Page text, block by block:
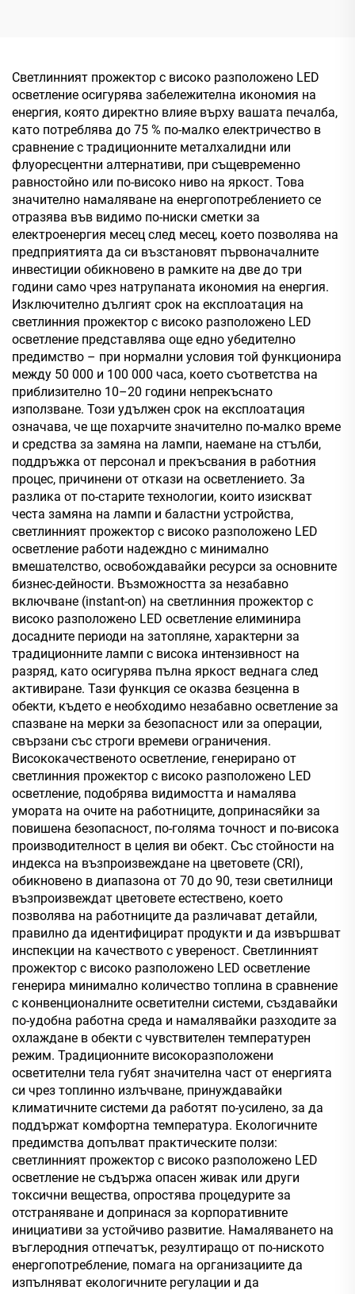
Светлинният прожектор с високо разположено LED
осветление осигурява забележителна икономия на
енергия, която директно влияе върху вашата печалба,
като потреблява до 75 % по-малко електричество в
сравнение с традиционните металхалидни или
флуоресцентни алтернативи, при същевременно
равностойно или по-високо ниво на яркост. Това
значително намаляване на енергопотреблението се
отразява във видимо по-ниски сметки за
електроенергия месец след месец, което позволява на
предприятията да си възстановят първоначалните
инвестиции обикновено в рамките на две до три
години само чрез натрупаната икономия на енергия.
Изключително дългият срок на експлоатация на
светлинния прожектор с високо разположено LED
осветление представлява още едно убедително
предимство – при нормални условия той функционира
между 50 000 и 100 000 часа, което съответства на
приблизително 10–20 години непрекъснато
използване. Този удължен срок на експлоатация
означава, че ще похарчите значително по-малко време
и средства за замяна на лампи, наемане на стълби,
поддръжка от персонал и прекъсвания в работния
процес, причинени от откази на осветлението. За
разлика от по-старите технологии, които изискват
честа замяна на лампи и баластни устройства,
светлинният прожектор с високо разположено LED
осветление работи надеждно с минимално
вмешателство, освобождавайки ресурси за основните
бизнес-дейности. Възможността за незабавно
включване (instant-on) на светлинния прожектор с
високо разположено LED осветление елиминира
досадните периоди на затопляне, характерни за
традиционните лампи с висока интензивност на
разряд, като осигурява пълна яркост веднага след
активиране. Тази функция се оказва безценна в
обекти, където е необходимо незабавно осветление за
спазване на мерки за безопасност или за операции,
свързани със строги времеви ограничения.
Висококачественото осветление, генерирано от
светлинния прожектор с високо разположено LED
осветление, подобрява видимостта и намалява
умората на очите на работниците, допринасяйки за
повишена безопасност, по-голяма точност и по-висока
производителност в целия ви обект. Със стойности на
индекса на възпроизвеждане на цветовете (CRI),
обикновено в диапазона от 70 до 90, тези светилници
възпроизвеждат цветовете естествено, което
позволява на работниците да различават детайли,
правилно да идентифицират продукти и да извършват
инспекции на качеството с увереност. Светлинният
прожектор с високо разположено LED осветление
генерира минимално количество топлина в сравнение
с конвенционалните осветителни системи, създавайки
по-удобна работна среда и намалявайки разходите за
охлаждане в обекти с чувствителен температурен
режим. Традиционните високоразположени
осветителни тела губят значителна част от енергията
си чрез топлинно излъчване, принуждавайки
климатичните системи да работят по-усилено, за да
поддържат комфортна температура. Екологичните
предимства допълват практическите ползи:
светлинният прожектор с високо разположено LED
осветление не съдържа опасен живак или други
токсични вещества, опростява процедурите за
отстраняване и допринася за корпоративните
инициативи за устойчиво развитие. Намаляването на
въглеродния отпечатък, резултиращо от по-ниското
енергопотребление, помага на организациите да
изпълняват екологичните регулации и да